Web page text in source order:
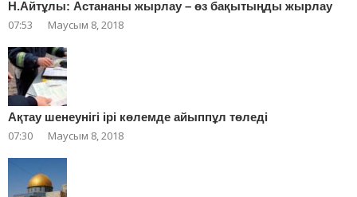
Н.Айтұлы: Астананы жырлау – өз бақытыңды жырлау
07:53 Маусым 8, 2018
Ақтау шенеунігі ірі көлемде айыппұл төледі
07:30 Маусым 8, 2018